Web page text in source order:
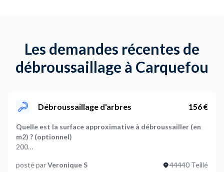
Les demandes récentes de
débroussaillage à Carquefou
Débroussaillage d'arbres 156 €
Quelle est la surface approximative à débroussailler (en
m2) ? (optionnel)
200
Décrivez la végétation du terrain à débroussailler
posté parVeronique S 44440 Teillé